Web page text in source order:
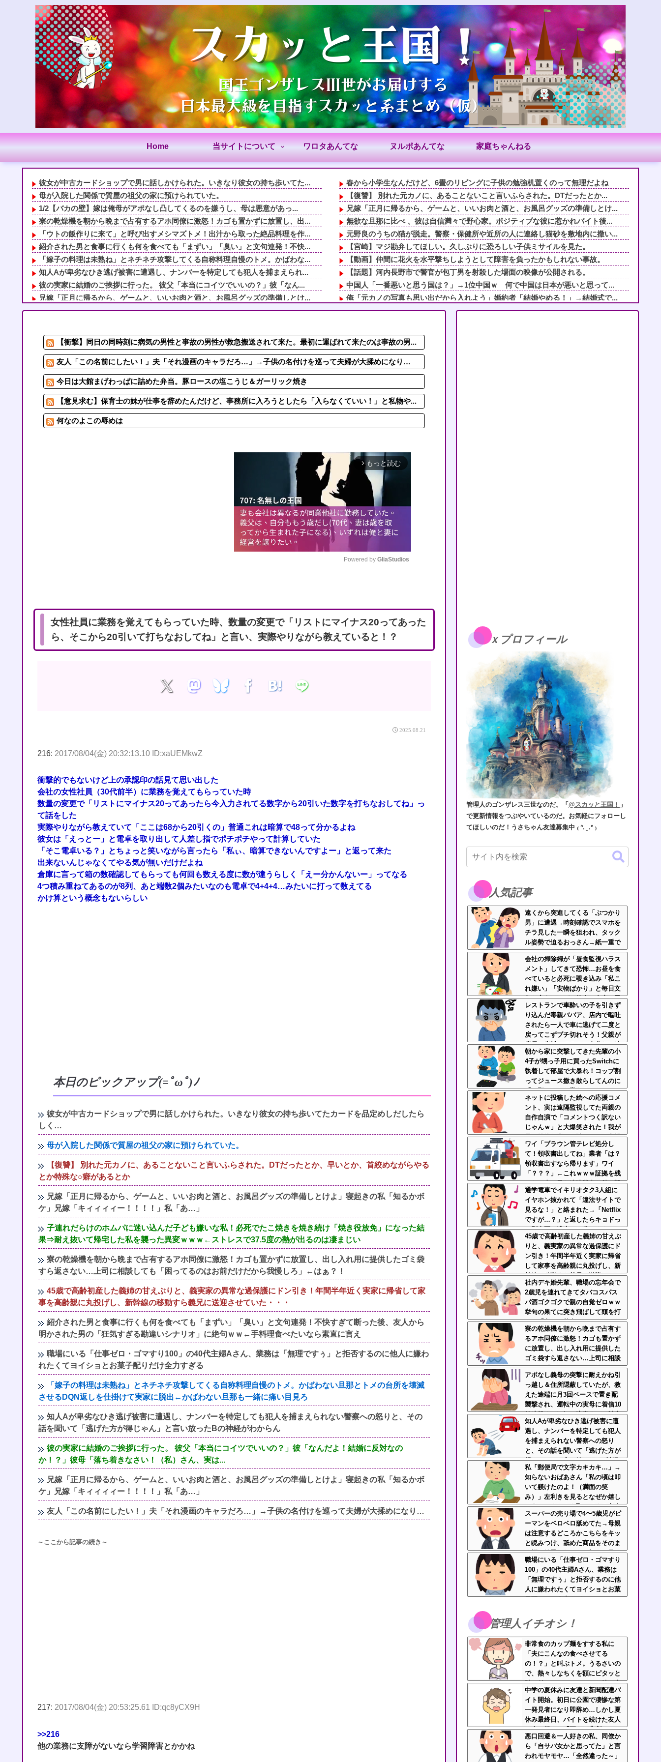
Home 当サイトについて ワロタあんてな ヌルポあんてな 家庭ちゃんねる
彼女が中古カードショップで男に話しかけられた。いきなり彼女の持ち歩いてた...
母が入院した関係で質屋の祖父の家に預けられていた。
1/2【バカの壁】嫁は俺母がアポなし凸してくるのを嫌うし、母は悪意があっ...
寮の乾燥機を朝から晩まで占有するアホ同僚に激怒！カゴも置かずに放置し、出...
「ウトの飯作りに来て」と呼び出すメシマズトメ！出汁から取った絶品料理を作...
紹介された男と食事に行くも何を食べても「まずい」「臭い」と文句連発！不快...
「嫁子の料理は未熟ね」とネチネチ攻撃してくる自称料理自慢のトメ。かばわな...
知人Aが卑劣なひき逃げ被害に遭遇し、ナンバーを特定しても犯人を捕まえられ...
彼の実家に結婚のご挨拶に行った。 彼父「本当にコイツでいいの？」彼「なん...
兄嫁「正月に帰るから、ゲームと、いいお肉と酒と、お風呂グッズの準備しとけ...
【悲報】 有吉、一般人に「ド正論」を叩きつけて炎上ｗｗｗｗｗｗｗｗ
我が家は色々あって姉妹仲も親との仲もよくなく、自分は逃げるように家を出て...
紹介された男と食事に行くも何を食べても「まずい」「臭い」と文句連発！不快...
職場にいる「仕事ゼロ・ゴマすり100」の40代主婦Aさん、業務は「無理で...
春から小学生なんだけど、6畳のリビングに子供の勉強机置くのって無理だよね
【復讐】 別れた元カノに、あることないこと言いふらされた。DTだったとか...
兄嫁「正月に帰るから、ゲームと、いいお肉と酒と、お風呂グッズの準備しとけ...
無欲な旦那に比べ 、彼は自信満々で野心家。ポジティブな彼に惹かれバイト後...
元野良のうちの猫が脱走。警察・保健所や近所の人に連絡し猫砂を敷地内に撒い...
【宮崎】マジ勘弁してほしい。久しぶりに恐ろしい子供ミサイルを見た。
【動画】仲間に花火を水平撃ちしようとして障害を負ったかもしれない事故。
【話題】河内長野市で警官が包丁男を射殺した場面の映像が公開される。
中国人「一番悪いと思う国は？」→1位中国ｗ 何で中国は日本が悪いと思って...
俺「元カノの写真も思い出だから入れよう」婚約者「結婚やめる！」→結婚式で...
紹介された男と食事に行くも何を食べても「まずい」「臭い」と文句連発！不快...
嫁「子供が優秀なのは私が大卒だから！(ﾄﾞﾔｧ」俺「確かに俺は高卒だけど...
「嫁子の料理は未熟ね」とネチネチ攻撃してくる自称料理自慢のトメ。かばわな...
冷凍庫パンパン問題がずっと付きまとっている。ふるさと納税も頼みたいけれど...
【衝撃】同日の同時刻に病気の男性と事故の男性が救急搬送されて来た。最初に運ばれて来たのは事故の男...
友人「この名前にしたい！」夫「それ漫画のキャラだろ…」→子供の名付けを巡って夫婦が大揉めになり…
今日は大館まげわっぱに詰めた弁当。豚ロースの塩こうじ＆ガーリック焼き
【意見求む】保育士の妹が仕事を辞めたんだけど、事務所に入ろうとしたら「入らなくていい！」と私物や...
何なのよこの辱めは
arrow_forward_ios もっと読む
e
Powered by GliaStudios
女性社員に業務を覚えてもらっていた時、数量の変更で「リストにマイナス20ってあった
ら、そこから20引いて打ちなおしてね」と言い、実際やりながら教えていると！？
2025.08.21
216: 2017/08/04(金) 20:32:13.10 ID:xaUEMkwZ
衝撃的でもないけど上の承認印の話見て思い出した
会社の女性社員（30代前半）に業務を覚えてもらっていた時
数量の変更で「リストにマイナス20ってあったら今入力されてる数字から20引いた数字を打ちなおしてね」っ
て話をした
実際やりながら教えていて「ここは68から20引くの」普通これは暗算で48って分かるよね
彼女は「えっとー」と電卓を取り出して人差し指でポチポチやって計算していた
「そこ電卓いる？」とちょっと笑いながら言ったら「私ぃ、暗算できないんですよー」と返って来た
出来ないんじゃなくてやる気が無いだけだよね
倉庫に言って箱の数確認してもらっても何回も数える度に数が違うらしく「えー分かんないー」ってなる
4つ積み重ねてあるのが8列、あと端数2個みたいなのも電卓で4+4+4…みたいに打って数えてる
かけ算という概念もないらしい
本日のピックアップ(=ﾟωﾟ)ﾉ
彼女が中古カードショップで男に話しかけられた。いきなり彼女の持ち歩いてたカードを品定めしだしたら
しく…
母が入院した関係で質屋の祖父の家に預けられていた。
【復讐】 別れた元カノに、あることないこと言いふらされた。DTだったとか、早いとか、首絞めながらやる
とか特殊な○癖があるとか
兄嫁「正月に帰るから、ゲームと、いいお肉と酒と、お風呂グッズの準備しとけよ」寝起きの私「知るかボ
ケ」兄嫁「キィィィィー！！！！」私「あ…」
子連れだらけのホムパに迷い込んだ子ども嫌いな私！必死でたこ焼きを焼き続け「焼き役放免」になった結
果⇒耐え抜いて帰宅した私を襲った異変ｗｗｗ←ストレスで37.5度の熱が出るのは凄まじい
寮の乾燥機を朝から晩まで占有するアホ同僚に激怒！カゴも置かずに放置し、出し入れ用に提供したゴミ袋
すら返さない…上司に相談しても「困ってるのはお前だけだから我慢しろ」←はぁ？！
45歳で高齢初産した義姉の甘えぶりと、義実家の異常な過保護にドン引き！年間半年近く実家に帰省して家
事を高齢親に丸投げし、新幹線の移動すら義兄に送迎させていた・・・
紹介された男と食事に行くも何を食べても「まずい」「臭い」と文句連発！不快すぎて断った後、友人から
明かされた男の「狂気すぎる勘違いシナリオ」に絶句ｗｗ←手料理食べたいなら素直に言え
職場にいる「仕事ゼロ・ゴマすり100」の40代主婦Aさん、業務は「無理ですぅ」と拒否するのに他人に嫌わ
れたくてヨイショとお菓子配りだけ全力すぎる
「嫁子の料理は未熟ね」とネチネチ攻撃してくる自称料理自慢のトメ。かばわない旦那とトメの台所を壊滅
させるDQN返しを仕掛けて実家に脱出←かばわない旦那も一緒に痛い目見ろ
知人Aが卑劣なひき逃げ被害に遭遇し、ナンバーを特定しても犯人を捕まえられない警察への怒りと、その
話を聞いて「逃げた方が得じゃん」と言い放ったBの神経がわからん
彼の実家に結婚のご挨拶に行った。 彼父「本当にコイツでいいの？」彼「なんだよ！結婚に反対なの
か！？」彼母「落ち着きなさい！（私）さん、実は...
兄嫁「正月に帰るから、ゲームと、いいお肉と酒と、お風呂グッズの準備しとけよ」寝起きの私「知るかボ
ケ」兄嫁「キィィィィー！！！！」私「あ…」
友人「この名前にしたい！」夫「それ漫画のキャラだろ…」→子供の名付けを巡って夫婦が大揉めになり…
～ここから記事の続き～
217: 2017/08/04(金) 20:53:25.61 ID:qc8yCX9H
>>216
他の業務に支障がないなら学習障害とかかね
ｘプロフィール
管理人のゴンザレス三世なのだ。「@スカッと王国！ 」
で更新情報をつぶやいているのだ。お気軽にフォローし
てほしいのだ！うさちゃん友達募集中 ₍ ᐢ. ̫ .ᐢ ₎
人気記事
遠くから突進してくる「ぶつかり
男」に遭遇→時刻確認でスマホを
チラ見した一瞬を狙われ、タック
ル姿勢で迫るおっさん→紙一重で
かわしたら「なんで避けられるん
だよ！」と絶叫逃走
会社の掃除婦が「昼食監視ハラス
メント」してきて恐怖…お昼を食
べていると必死に覗き込み「私こ
れ嫌い」「安物ばかり」と毎日文
句を言うんだが、他人の食事に異
様な執着を見せるのまじでストレ
ス
レストランで車酔いの子を引きず
り込んだ毒親ババア、店内で嘔吐
されたら一人で車に逃げて二度と
戻ってこずブチ切れそう！父親が
店員と床拭いてるのに自分だけ放
置とか人間性疑うわ
朝から家に突撃してきた先輩の小
4子が甥っ子用に買ったSwitchに
執着して部屋で大暴れ！コップ割
ってジュース撒き散らしてんのに
「お願いしたら貰えるかもｗ」と
ヘラヘラ笑って片付けもしない…
先輩にブチ切れそう
ネットに投稿した絵への応援コメ
ント、実は遠隔監視してた両親の
自作自演で「コメントつく訳ない
じゃんｗ」と大爆笑された！我が
子の純粋な喜びを踏みにじる毒親
と絶縁を決断
ワイ「ブラウン管テレビ処分し
て！領収書出してね」業者「は？
領収書出すなら帰ります」ワイ
「？？？」←これｗｗｗ証拠を残
せない真っ黒な違法業者を秒で撃
退
通学電車でイキリオタク3人組に
イヤホン抜かれて「違法サイトで
見るな！」と絡まれた→「Netflix
ですが…？」と返したらキョドっ
て別車両へ逃走…20代にもなって
群れてイキってくんな
45歳で高齢初産した義姉の甘えぶ
りと、義実家の異常な過保護にド
ン引き！年間半年近く実家に帰省
して家事を高齢親に丸投げし、新
幹線の移動すら義兄に送迎させて
いた・・・
社内デキ婚先輩、職場の忘年会で
2歳児を連れてきてタバコスパス
パ酒ゴクゴクで親の自覚ゼロｗｗ
挙句の果てに突き飛ばして頭を打
たせ「久々の外食でゆっくりした
いんだよ！」にドン引き
寮の乾燥機を朝から晩まで占有す
るアホ同僚に激怒！カゴも置かず
に放置し、出し入れ用に提供した
ゴミ袋すら返さない…上司に相談
しても「困ってるのはお前だけだ
から我慢しろ」←はぁ？！
アポなし義母の突撃に耐えかね引
っ越し＆住所隠蔽していたが、教
えた途端に月3回ペースで置き配
襲撃され、運転中の実母に着信10
件連投する狂気→注意すると被害
妄想でこちらを悪人扱い・・
知人Aが卑劣なひき逃げ被害に遭
遇し、ナンバーを特定しても犯人
を捕まえられない警察への怒り
と、その話を聞いて「逃げた方が
得じゃん」と言い放ったBの神経
がわからん
私「郵便局で文字カキカキ…」→
知らないおばあさん「私の頃は叩
いて躾けたのよ！（満面の笑
み）」左利きを見るとなぜか嬉し
そうにマウントを取ってくる老人
なんなん？
スーパーの売り場で4〜5歳児がピ
ーマンをベロベロ舐めてた→母親
は注意するどころかこちらをキッ
と睨みつけ、舐めた商品をそのま
ま棚へ放置…あんなの初めて見
た・・・
職場にいる「仕事ゼロ・ゴマすり
100」の40代主婦Aさん、業務は
「無理ですぅ」と拒否するのに他
人に嫌われたくてヨイショとお菓
子配りだけ全力すぎる
管理人イチオシ！
非常食のカップ麺をすする私に
「夫にこんなの食べさせてる
の！？」と叫ぶトメ。うるさいの
で、熱々しなちくを額にピタッと
貼り付け、チャーシューを持ち上
げたらｗｗｗｗｗ
中学の夏休みに友達と新聞配達バ
イト開始。初日に公園で凄惨な第
一発見者になり即辞め…しかし夏
休み最終日、バイトを続けた友人
の身に起きた「更なる悲劇」←こ
のバイト先、呪われすぎだろ
悪口回避＆一人好きの私、同僚か
ら「自サバ女かと思ってた」と言
われモヤモヤ…「全然違った～」